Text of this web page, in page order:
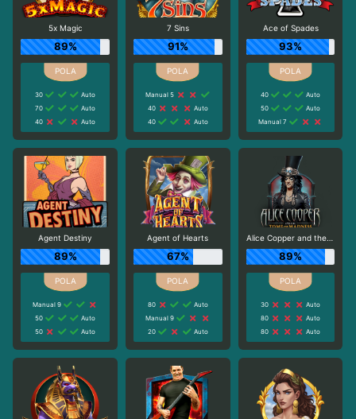
5x Magic
89%
30
Auto
70
Auto
40
Auto
7 Sins
91%
Manual 5
40
Auto
40
Auto
Ace of Spades
93%
40
Auto
50
Auto
Manual 7
Agent Destiny
89%
Manual 9
50
Auto
50
Auto
Agent of Hearts
67%
80
Auto
Manual 9
20
Auto
Alice Copper and the Tome of Madness
89%
30
Auto
80
Auto
80
Auto